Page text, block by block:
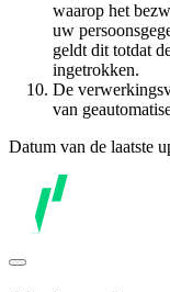
waarop het
uw
geldt dit totdat
ingetrokken.
De
van
Datum van de laatste